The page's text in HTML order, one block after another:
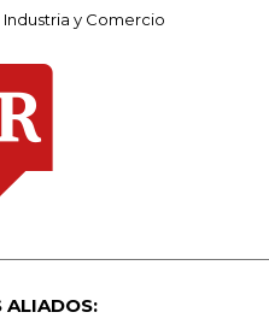
y Comercio
ALIADOS: